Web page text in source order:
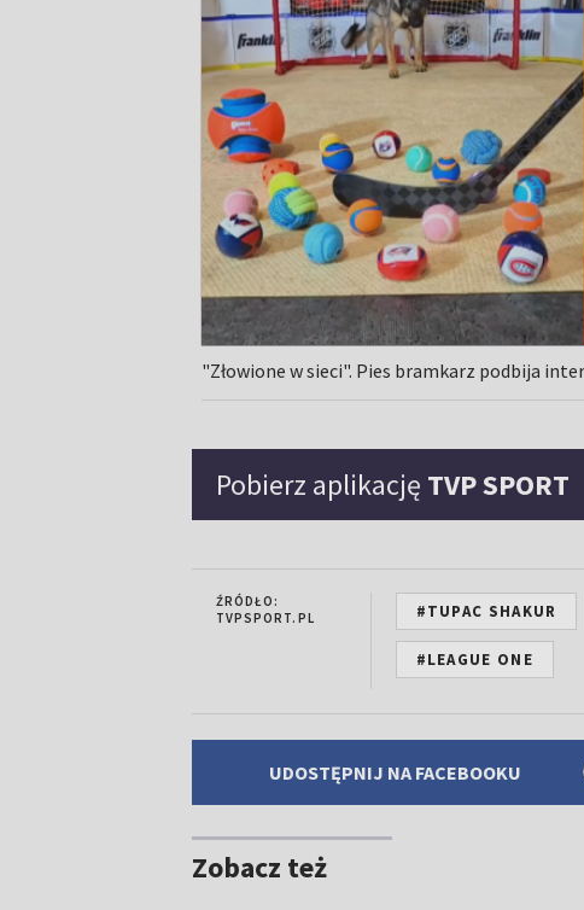
"Złowione w sieci". Pies bramkarz podbija
Pobierz aplikację TVP SPORT
ŹRÓDŁO:
TVPSPORT.PL
#TUPAC SHAKUR
#LEAGUE ONE
UDOSTĘPNIJ NA FACEBOOKU
Zobacz też